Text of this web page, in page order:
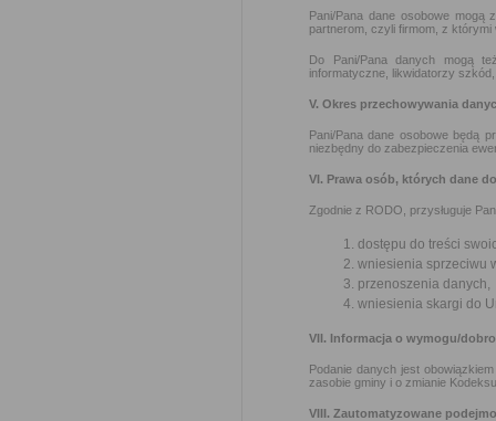
Pani/Pana dane osobowe mogą
partnerom, czyli firmom, z którymi
Do Pani/Pana danych mogą
informatyczne, likwidatorzy
V. Okres przechowywania
Pani/Pana dane osobowe będą
niezbędny do zabezpieczenia
VI. Prawa osób, których dane
Zgodnie z RODO, przysługuje
dostępu do treści
wniesienia sprzeciwu
przenoszenia danych,
wniesienia skargi do
VII. Informacja o wymogu/
Podanie danych jest
zasobie gminy i o zmianie
VIII. Zautomatyzowane